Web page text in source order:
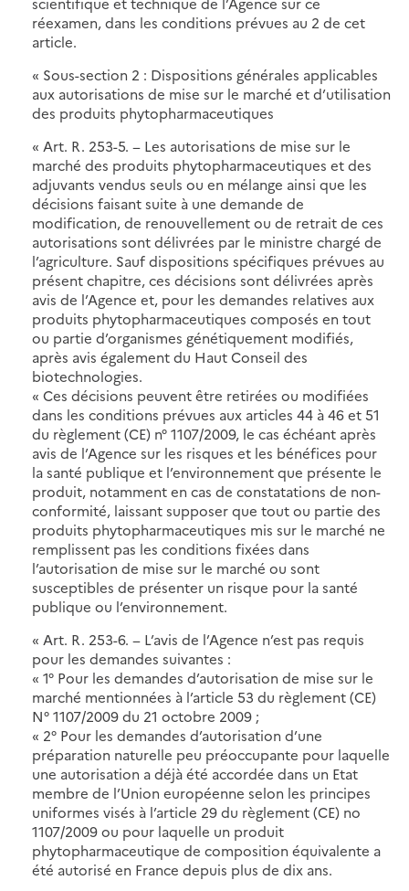
réexamen, dans les conditions prévues au 2 de cet
article.
« Sous-section 2 : Dispositions générales applicables
aux autorisations de mise sur le marché et d’utilisation
des produits phytopharmaceutiques
« Art. R. 253-5. − Les autorisations de mise sur le
marché des produits phytopharmaceutiques et des
adjuvants vendus seuls ou en mélange ainsi que les
décisions faisant suite à une demande de
modification, de renouvellement ou de retrait de ces
autorisations sont délivrées par le ministre chargé de
l’agriculture. Sauf dispositions spécifiques prévues au
présent chapitre, ces décisions sont délivrées après
avis de l’Agence et, pour les demandes relatives aux
produits phytopharmaceutiques composés en tout
ou partie d’organismes génétiquement modifiés,
après avis également du Haut Conseil des
biotechnologies.
« Ces décisions peuvent être retirées ou modifiées
dans les conditions prévues aux articles 44 à 46 et 51
du règlement (CE) n° 1107/2009, le cas échéant après
avis de l’Agence sur les risques et les bénéfices pour
la santé publique et l’environnement que présente le
produit, notamment en cas de constatations de non-
conformité, laissant supposer que tout ou partie des
produits phytopharmaceutiques mis sur le marché ne
remplissent pas les conditions fixées dans
l’autorisation de mise sur le marché ou sont
susceptibles de présenter un risque pour la santé
publique ou l’environnement.
« Art. R. 253-6. − L’avis de l’Agence n’est pas requis
pour les demandes suivantes :
« 1° Pour les demandes d’autorisation de mise sur le
marché mentionnées à l’article 53 du règlement (CE)
N° 1107/2009 du 21 octobre 2009 ;
« 2° Pour les demandes d’autorisation d’une
préparation naturelle peu préoccupante pour laquelle
une autorisation a déjà été accordée dans un Etat
membre de l’Union européenne selon les principes
uniformes visés à l’article 29 du règlement (CE) no
1107/2009 ou pour laquelle un produit
phytopharmaceutique de composition équivalente a
été autorisé en France depuis plus de dix ans.